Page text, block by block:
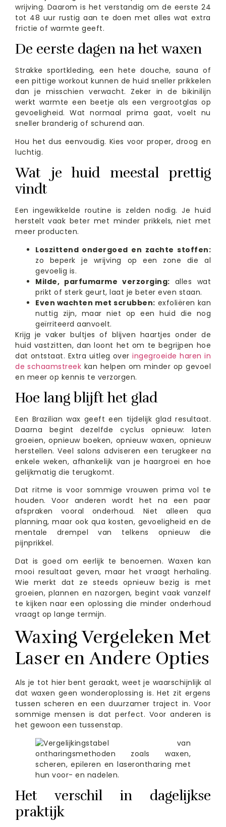
wrijving. Daarom is het verstandig om de eerste 24
tot 48 uur rustig aan te doen met alles wat extra
frictie of warmte geeft.
De eerste dagen na het waxen
Strakke sportkleding, een hete douche, sauna of
een pittige workout kunnen de huid sneller prikkelen
dan je misschien verwacht. Zeker in de bikinilijn
werkt warmte een beetje als een vergrootglas op
gevoeligheid. Wat normaal prima gaat, voelt nu
sneller branderig of schurend aan.
Hou het dus eenvoudig. Kies voor proper, droog en
luchtig.
Wat je huid meestal prettig
vindt
Een ingewikkelde routine is zelden nodig. Je huid
herstelt vaak beter met minder prikkels, niet met
meer producten.
Loszittend ondergoed en zachte stoffen:
zo beperk je wrijving op een zone die al
gevoelig is.
Milde, parfumarme verzorging: alles wat
prikt of sterk geurt, laat je beter even staan.
Even wachten met scrubben: exfoliëren kan
nuttig zijn, maar niet op een huid die nog
geïrriteerd aanvoelt.
Krijg je vaker bultjes of blijven haartjes onder de
huid vastzitten, dan loont het om te begrijpen hoe
dat ontstaat. Extra uitleg overingegroeide haren in
de schaamstreek kan helpen om minder op gevoel
en meer op kennis te verzorgen.
Hoe lang blijft het glad
Een Brazilian wax geeft een tijdelijk glad resultaat.
Daarna begint dezelfde cyclus opnieuw: laten
groeien, opnieuw boeken, opnieuw waxen, opnieuw
herstellen. Veel salons adviseren een terugkeer na
enkele weken, afhankelijk van je haargroei en hoe
gelijkmatig die terugkomt.
Dat ritme is voor sommige vrouwen prima vol te
houden. Voor anderen wordt het na een paar
afspraken vooral onderhoud. Niet alleen qua
planning, maar ook qua kosten, gevoeligheid en de
mentale drempel van telkens opnieuw die
pijnprikkel.
Dat is goed om eerlijk te benoemen. Waxen kan
mooi resultaat geven, maar het vraagt herhaling.
Wie merkt dat ze steeds opnieuw bezig is met
groeien, plannen en nazorgen, begint vaak vanzelf
te kijken naar een oplossing die minder onderhoud
vraagt op lange termijn.
Waxing Vergeleken Met
Laser en Andere Opties
Als je tot hier bent geraakt, weet je waarschijnlijk al
dat waxen geen wonderoplossing is. Het zit ergens
tussen scheren en een duurzamer traject in. Voor
sommige mensen is dat perfect. Voor anderen is
het gewoon een tussenstap.
Het verschil in dagelijkse
praktijk